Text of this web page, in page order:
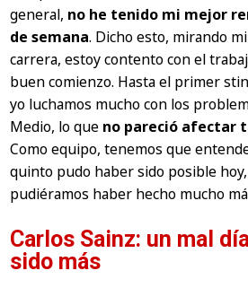
general, no he tenido mi mejor
de semana. Dicho esto, mirando
carrera, estoy contento con el
buen comienzo. Hasta el primer
yo luchamos mucho con los
Medio, lo que no pareció afectar
Como equipo, tenemos que
quinto pudo haber sido posible
pudiéramos haber hecho mucho
Carlos Sainz: un mal
sido más